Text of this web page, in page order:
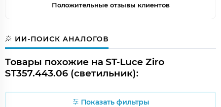
Положительные отзывы клиентов
ИИ-ПОИСК АНАЛОГОВ
Товары похожие на ST-Luce Ziro
ST357.443.06 (светильник):
Показать фильтры